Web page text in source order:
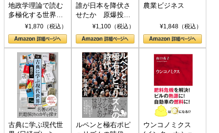
地政学理論で読む
多極化する世界：
トランプとBRICS
の挑戦
¥1,870（税込）
誰が日本を降伏さ
せたか 原爆投
下、ソ連参戦、そ
して聖断 (PHP新
書)
¥1,100（税込）
農業ビジネス
¥1,848（税込）
古典に学ぶ現代世
ルペンと極右ポピ
ウンコノミクス